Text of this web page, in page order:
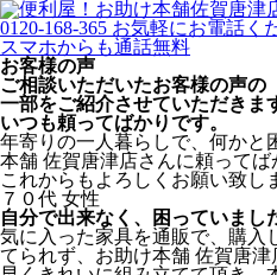
佐賀唐津
0120-168-365 お気軽にお電話く
スマホからも通話無料
お客様の声
ご相談いただいたお客様の声の
一部をご紹介させていただきま
いつも頼ってばかりです。
年寄りの一人暮らしで、何かと
本舗 佐賀唐津店さんに頼ってば
これからもよろしくお願い致し
７０代 女性
自分で出来なく、困っていまし
気に入った家具を通販で、購入
てられず、お助け本舗 佐賀唐津